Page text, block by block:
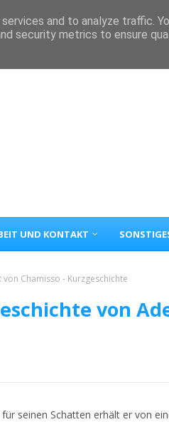
UND KONTAKT
Chamisso - Kurzgeschichte
von
seinen Schatten erhält er von
and to analyze traffic.
security metrics to ensure